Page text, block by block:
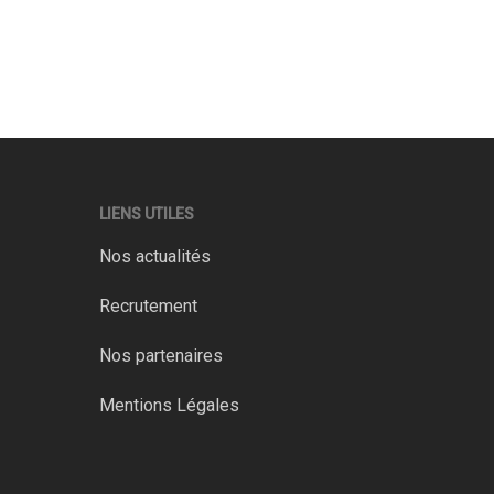
LIENS UTILES
Nos actualités
Recrutement
Nos partenaires
Mentions Légales